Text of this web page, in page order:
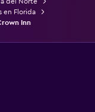
en Florida
Inn